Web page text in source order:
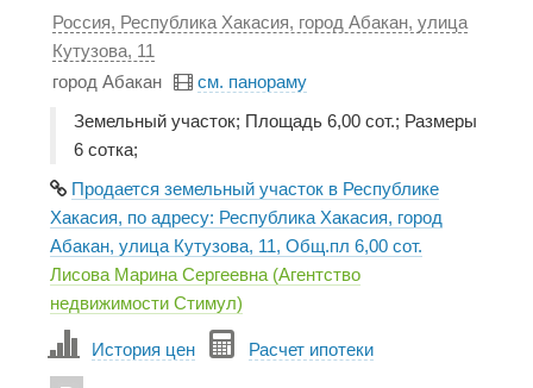
Россия, Республика Хакасия, город Абакан, улица
Кутузова, 11
город Абакан
см. панораму
Земельный участок; Площадь 6,00 сот.; Размеры
6 сотка;
Продается земельный участок в Республике
Хакасия, по адресу: Республика Хакасия, город
Абакан, улица Кутузова, 11, Общ.пл 6,00 сот.
Лисова Марина Сергеевна (Агентство
недвижимости Стимул)
История цен Расчет ипотеки